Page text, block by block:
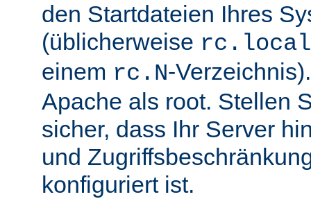
den Startdateien Ihres
(üblicherweise rc.local
einem rc.N-
Apache als root. Stellen
sicher, dass Ihr Server
und
konfiguriert ist.